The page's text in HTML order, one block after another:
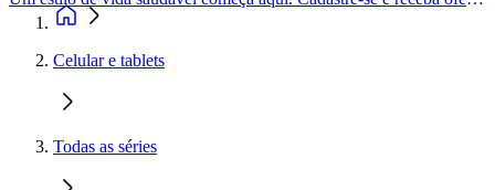
Celular e tablets
Todas as séries